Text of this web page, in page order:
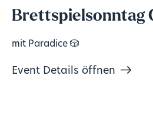
Brettspielsonntag
mit Paradice 🎲
Event Details öffnen